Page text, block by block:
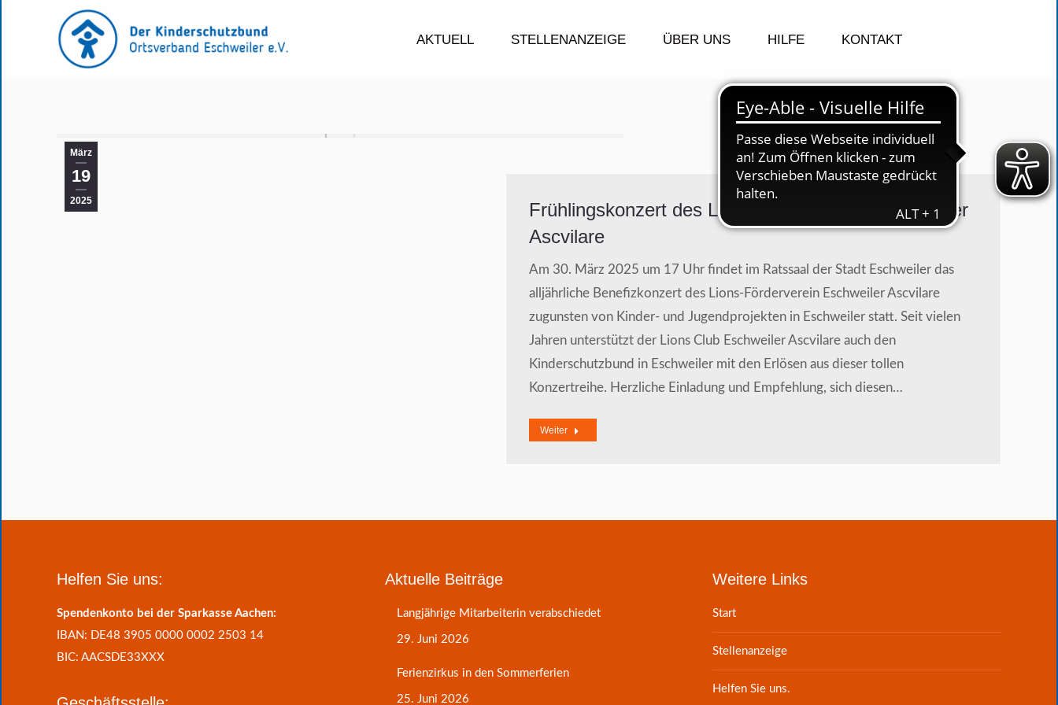
AKTUELL STELLENANZEIGE ÜBER UNS HILFE KONTAKT
März
19
2025
Frühlingskonzert des Lions-Fördervereins Eschweiler
Ascvilare
Am 30. März 2025 um 17 Uhr findet im Ratssaal der Stadt Eschweiler das
alljährliche Benefizkonzert des Lions-Förderverein Eschweiler Ascvilare
zugunsten von Kinder- und Jugendprojekten in Eschweiler statt. Seit vielen
Jahren unterstützt der Lions Club Eschweiler Ascvilare auch den
Kinderschutzbund in Eschweiler mit den Erlösen aus dieser tollen
Konzertreihe. Herzliche Einladung und Empfehlung, sich diesen…
Weiter
Helfen Sie uns:
Spendenkonto bei der Sparkasse Aachen:
IBAN: DE48 3905 0000 0002 2503 14
BIC: AACSDE33XXX
Aktuelle Beiträge
Langjährige Mitarbeiterin verabschiedet
29. Juni 2026
Ferienzirkus in den Sommerferien
25. Juni 2026
Weitere Links
Start
Stellenanzeige
Helfen Sie uns.